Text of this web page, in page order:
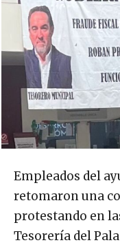
Empleados del
retomaron una
protestando en
Tesorería del